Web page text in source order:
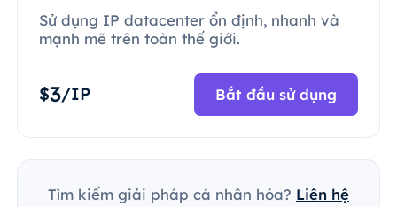
Sử dụng IP datacenter ổn định, nhanh và
mạnh mẽ trên toàn thế giới.
$3/IP Bắt đầu sử dụng
Tìm kiếm giải pháp cá nhân hóa? Liên hệ